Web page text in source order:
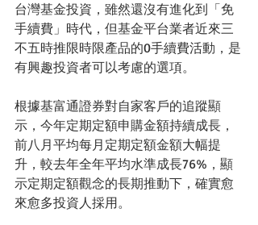
台灣基金投資，雖然還沒有進化到「免
手續費」時代，但基金平台業者近來三
不五時推限時限產品的0手續費活動，是
有興趣投資者可以考慮的選項。
根據基富通證券對自家客戶的追蹤顯
示，今年定期定額申購金額持續成長，
前八月平均每月定期定額金額大幅提
升，較去年全年平均水準成長76%，顯
示定期定額觀念的長期推動下，確實愈
來愈多投資人採用。